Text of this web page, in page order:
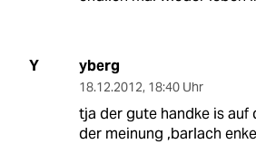
Y yberg
18.12.2012, 18:40 Uhr
tja der gute handke is
der meinung ,barlach